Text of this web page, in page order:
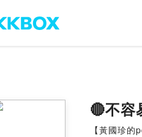
🔴不容
【黃國珍